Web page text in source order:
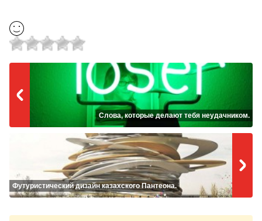
Слова, которые делают тебя неудачником.
Футуристический дизайн казахского Пантеона.